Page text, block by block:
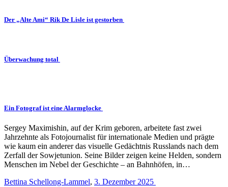
Der „Alte Ami“ Rik De Lisle ist gestorben
Überwachung total
Ein Fotograf ist eine Alarmglocke
Sergey Maximishin, auf der Krim geboren, arbeitete fast zwei
Jahrzehnte als Fotojournalist für internationale Medien und prägte
wie kaum ein anderer das visuelle Gedächtnis Russlands nach dem
Zerfall der Sowjetunion. Seine Bilder zeigen keine Helden, sondern
Menschen im Nebel der Geschichte – an Bahnhöfen, in…
Bettina Schellong-Lammel, 3. Dezember 2025